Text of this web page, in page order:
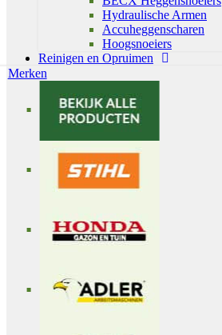
Hydraulische Armen
Accuheggenscharen
Hoogsnoeiers
Reinigen en Opruimen
Merken